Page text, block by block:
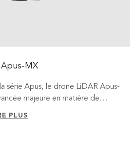
MX
série Apus, le drone LiDAR Apus-
majeure en matière de
PLUS